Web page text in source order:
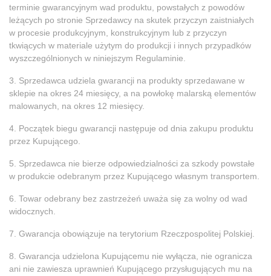
terminie gwarancyjnym wad produktu, powstałych z powodów
leżących po stronie Sprzedawcy na skutek przyczyn zaistniałych
w procesie produkcyjnym, konstrukcyjnym lub z przyczyn
tkwiących w materiale użytym do produkcji i innych przypadków
wyszczególnionych w niniejszym Regulaminie.
3. Sprzedawca udziela gwarancji na produkty sprzedawane w
sklepie na okres 24 miesięcy, a na powłokę malarską elementów
malowanych, na okres 12 miesięcy.
4. Początek biegu gwarancji następuje od dnia zakupu produktu
przez Kupującego.
5. Sprzedawca nie bierze odpowiedzialności za szkody powstałe
w produkcie odebranym przez Kupującego własnym transportem.
6. Towar odebrany bez zastrzeżeń uważa się za wolny od wad
widocznych.
7. Gwarancja obowiązuje na terytorium Rzeczpospolitej Polskiej.
8. Gwarancja udzielona Kupującemu nie wyłącza, nie ogranicza
ani nie zawiesza uprawnień Kupującego przysługujących mu na